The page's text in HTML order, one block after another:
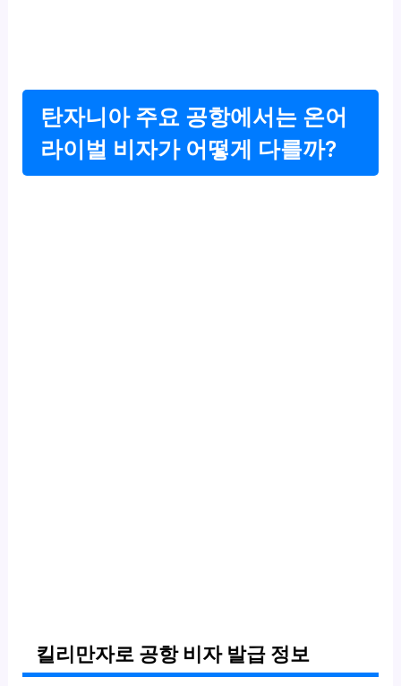
탄자니아 주요 공항에서는 온어
라이벌 비자가 어떻게 다를까?
킬리만자로 공항 비자 발급 정보